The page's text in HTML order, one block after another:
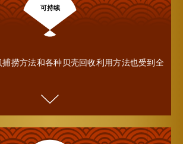
可持续
捕捞方法和各种贝壳回收利用方法也受到全